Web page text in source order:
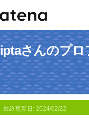
さんのプロ
最終更新日: 2024/02/22